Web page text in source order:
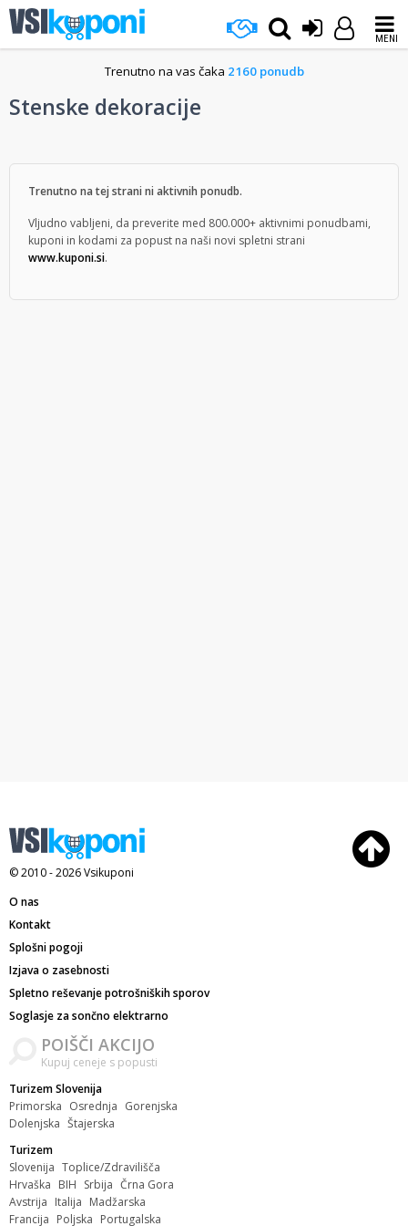
MENI
Trenutno na vas čaka 2160 ponudb
Stenske dekoracije
Trenutno na tej strani ni aktivnih ponudb.
Vljudno vabljeni, da preverite med 800.000+ aktivnimi ponudbami,
kuponi in kodami za popust na naši novi spletni strani
www.kuponi.si.
© 2010 - 2026Vsikuponi
O nas
Kontakt
Splošni pogoji
Izjava o zasebnosti
Spletno reševanje potrošniških sporov
Soglasje za sončno elektrarno
POIŠČI AKCIJO
Kupuj ceneje s popusti
Turizem Slovenija
Primorska Osrednja Gorenjska
Dolenjska Štajerska
Turizem
Slovenija Toplice/Zdravilišča
Hrvaška BIH Srbija Črna Gora
Avstrija Italija Madžarska
Francija Poljska Portugalska